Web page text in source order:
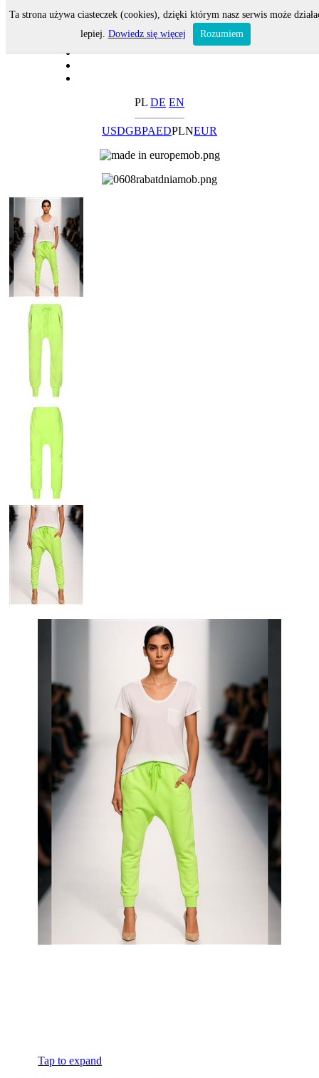
PL DE EN
USDGBPAEDPLNEUR
Tap to expand
Ta strona używa ciasteczek (cookies), dzięki którym nasz serwis może
lepiej. Dowiedz się więcej Rozumiem